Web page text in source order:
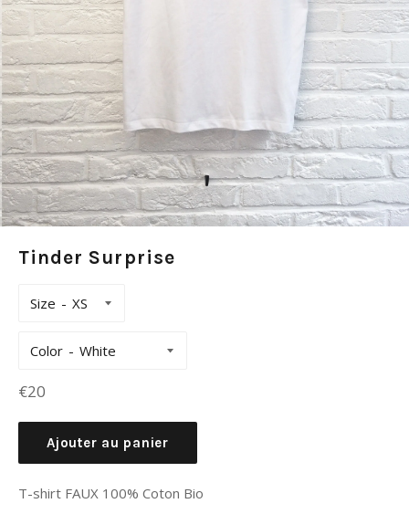
Tinder Surprise
Size
Color
Prix
€20
Ajouter au panier
T-shirt FAUX 100% Coton Bio